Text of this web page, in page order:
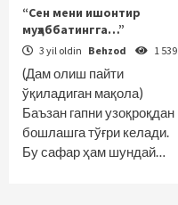
“Сен мени ишонтир
муҳаббатингга…”
3 yil oldin Behzod 1 539
(Дам олиш пайти
ўқиладиган мақола)
Баъзан гапни узоқроқдан
бошлашга тўғри келади.
Бу сафар ҳам шундай…